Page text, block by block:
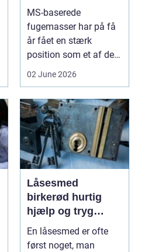
bruger du dem
rigtigt
MS-baserede
fugemasser har på få
år fået en stærk
position som et af de
mest alsidige valg til
02 June 2026
Låsesmed
birkerød hurtig
hjælp og tryg
sikring af hjem og
virksomhed
En låsesmed er ofte
først noget, man